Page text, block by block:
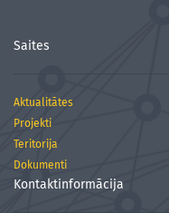
Saites
Aktualitātes
Projekti
Teritorija
Dokumenti
Kontaktinformācija